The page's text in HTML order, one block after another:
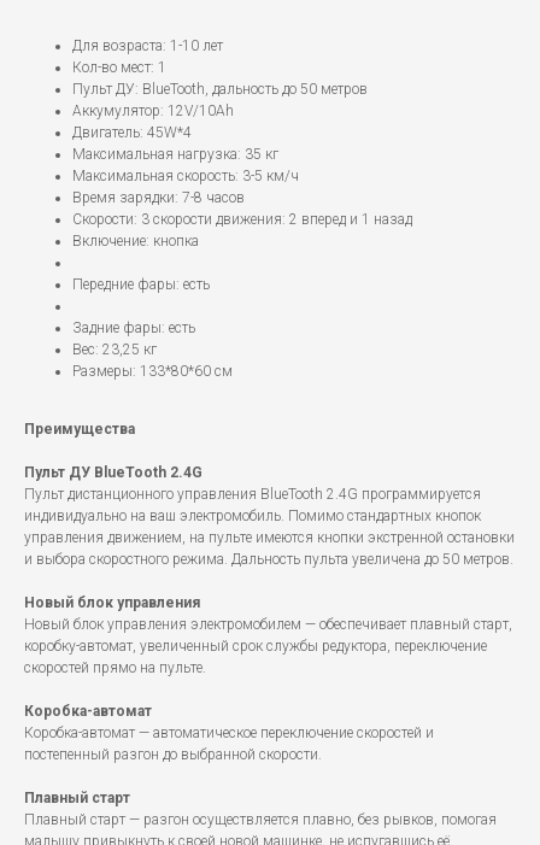
Для возраста: 1-10 лет
Кол-во мест: 1
Пульт ДУ: BlueTooth, дальность до 50 метров
Аккумулятор: 12V/10Ah
Двигатель: 45W*4
Максимальная нагрузка: 35 кг
Максимальная скорость: 3-5 км/ч
Время зарядки: 7-8 часов
Скорости: 3 скорости движения: 2 вперед и 1 назад
Включение: кнопка
Передние фары: есть
Задние фары: есть
Вес: 23,25 кг
Размеры: 133*80*60 см
Преимущества
Пульт ДУ BlueTooth 2.4G
Пульт дистанционного управления BlueTooth 2.4G программируется
индивидуально на ваш электромобиль. Помимо стандартных кнопок
управления движением, на пульте имеются кнопки экстренной остановки
и выбора скоростного режима. Дальность пульта увеличена до 50 метров.
Новый блок управления
Новый блок управления электромобилем — обеспечивает плавный старт,
коробку-автомат, увеличенный срок службы редуктора, переключение
скоростей прямо на пульте.
Коробка-автомат
Коробка-автомат — автоматическое переключение скоростей и
постепенный разгон до выбранной скорости.
Плавный старт
Плавный старт — разгон осуществляется плавно, без рывков, помогая